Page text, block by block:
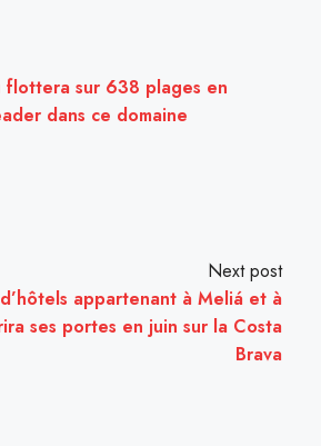
flottera sur 638 plages en
dans ce domaine
Next post
appartenant à Meliá et à
ses portes en juin sur la Costa
Brava